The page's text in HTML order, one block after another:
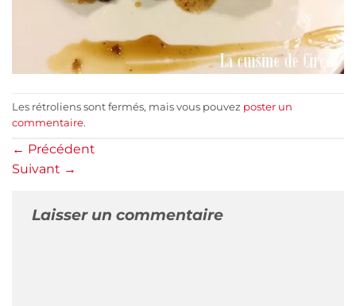
Les rétroliens sont fermés, mais vous pouvez poster un
commentaire.
← Précédent
Suivant →
Laisser un commentaire